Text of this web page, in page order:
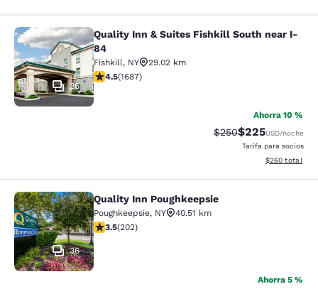
Quality Inn & Suites Fishkill South
26
Quality Inn & Suites Fishkill South near I-
84
Fishkill, NY
29.02 km
calificación de 4.47 estrellas. Excelente. 1687 reseñas
4.5(1687)
Ahorra 10 %
Precio tachado:
$250Precio con
$225USD/noche
Tarifa para socios
Ver detalles
$260 total
Quality Inn Poughkeepsie
36
Quality Inn Poughkeepsie
Poughkeepsie, NY
40.51 km
calificación de 3.47 estrellas. Bueno. 202 reseñas
3.5(202)
Ahorra 5 %